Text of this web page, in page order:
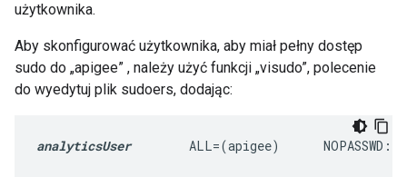
użytkownika.
Aby skonfigurować użytkownika, aby miał pełny dostęp
sudo do „apigee” , należy użyć funkcji „visudo”, polecenie
do wyedytuj plik sudoers, dodając:
analyticsUser
ALL=(apigee)      NOPASSWD: